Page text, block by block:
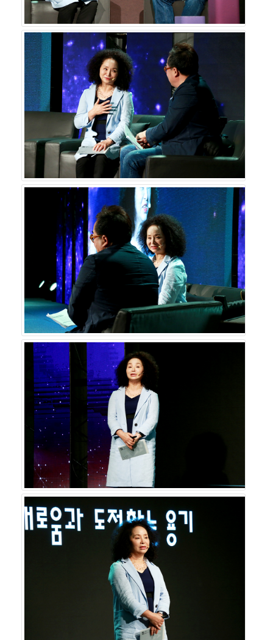
위험을 감수하고, 어려운 환경을 헤쳐 나가기 위해 대담한
도전을 해야 한다는 것이다. 강 대표도 이러한 철학을 바탕
으로 국내외 아트 페어, 포럼, 아카데미, 아트 투어, 작은 음
악회 등 다양한 행사를 개최하여 부산의 문화예술에 활력을
불어넣고 있다.
기업을 움직이는 기업가정신은 기업문화에서 비롯된다. 기
업의 규모 성장에만 치우치면 장수기업의 대열에 합류하기
어렵다. 창업주의 경영 노하우와 철학을 제대로 계승하고
기업의 DNA와 핵심가치를 유지하는 힘이 있어야 100년 기
업으로 발돋움할 수 있다.
기업가정신협회는 기업을 움직이는 기업가정신은 기업문
화에서 비롯되며 기업이 성장에만 치우치면 장수기업의 대
열에 합류하기 어렵다는 점에 착안하여 창업주의 경영 노하
우와 철학을 제대로 계승하고 기업의 DNA와 핵심가치를
유지하는 힘이 있어야 100년 기업으로 발돋움할 수 있다는
취지에서 ㈜스타리치 어드바이져, 한국경제TV와 함께 기업
가정신 콘서트를 열고 있다.
`시즌2 제10회 김영세의 기업가정신 콘서트`의 생생한 현
장은 오는 6월 16일(토) 오후 2시, 17일(일) 오후 2시에 한
국경제TV를 통해 확인할 수 있다. `김영세의 기업가정신
콘서트`의 강연과 `기업가정신협회` 회원가입, `스타리
치 CEO 기업가정신 플랜` 상담을 희망한다면 기업가정신
협회와 ㈜스타리치 어드바이져로 문의하면 된다.